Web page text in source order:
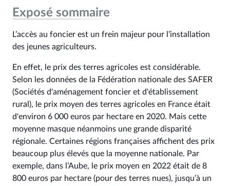
Exposé sommaire
L’accès au foncier est un frein majeur pour l’installation
des jeunes agriculteurs.
En effet, le prix des terres agricoles est considérable.
Selon les données de la Fédération nationale des SAFER
(Sociétés d'aménagement foncier et d'établissement
rural), le prix moyen des terres agricoles en France était
d'environ 6 000 euros par hectare en 2020. Mais cette
moyenne masque néanmoins une grande disparité
régionale. Certaines régions françaises affichent des prix
beaucoup plus élevés que la moyenne nationale. Par
exemple, dans l’Aube, le prix moyen en 2022 était de 8
800 euros par hectare (pour des terres nues), jusqu’à un